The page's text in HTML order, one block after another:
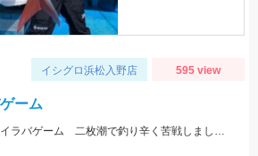
イシグロ浜松入野店 595 view
ーム
御前崎港 太平丸さんでタイラバゲーム 二枚潮で釣り辛く苦戦しましたが本命キャッチできました。